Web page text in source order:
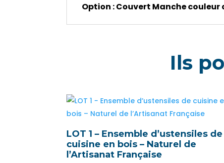
Option : Couvert Manche
Ils
LOT 1 – Ensemble d’ustensiles de
cuisine en bois – Naturel de
l’Artisanat Française